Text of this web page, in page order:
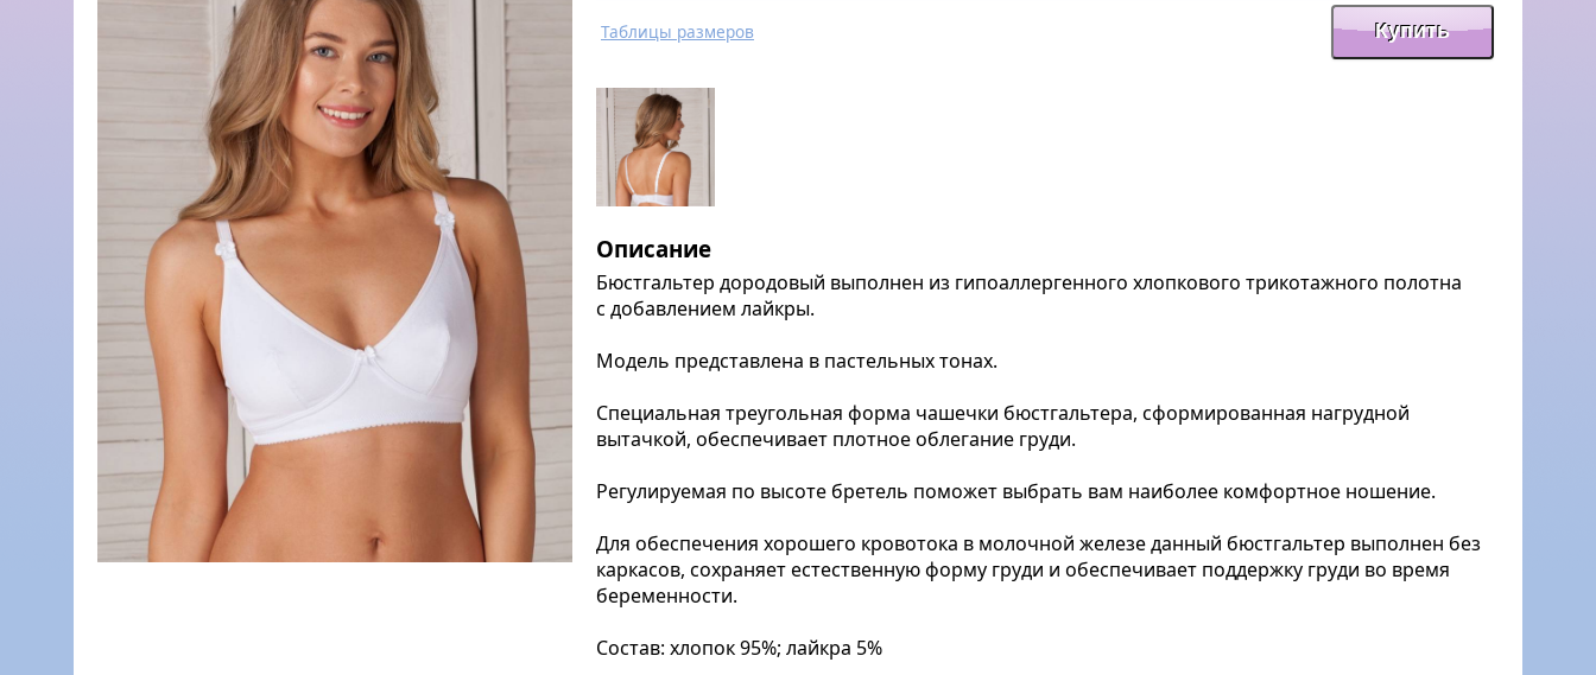
Таблицы размеров
Описание
Бюстгальтер дородовый выполнен из гипоаллергенного хлопкового трикотажного полотна
с добавлением лайкры.
Модель представлена в пастельных тонах.
Специальная треугольная форма чашечки бюстгальтера, сформированная нагрудной
вытачкой, обеспечивает плотное облегание груди.
Регулируемая по высоте бретель поможет выбрать вам наиболее комфортное ношение.
Для обеспечения хорошего кровотока в молочной железе данный бюстгальтер выполнен без
каркасов, сохраняет естественную форму груди и обеспечивает поддержку груди во время
беременности.
Состав: хлопок 95%; лайкра 5%